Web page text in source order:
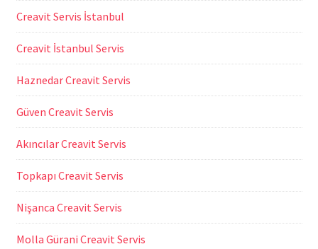
Creavit Servis İstanbul
Creavit İstanbul Servis
Haznedar Creavit Servis
Güven Creavit Servis
Akıncılar Creavit Servis
Topkapı Creavit Servis
Nişanca Creavit Servis
Molla Gürani Creavit Servis